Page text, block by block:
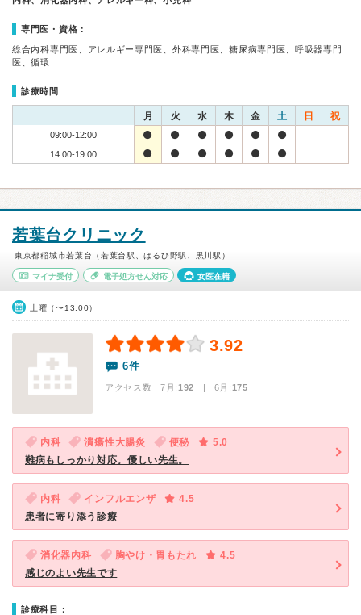
専門医・資格：
総合内科専門医、アレルギー専門医、外科専門医、糖尿病専門医、呼吸器専門
医、循環…
診療時間
月 火 水 木 金 土 日 祝
09:00-12:00
14:00-19:00
若葉台クリニック
東京都稲城市若葉台（若葉台駅、はるひ野駅、黒川駅）
マイナ受付 電子処方せん対応 女医在籍
土曜（〜13:00）
3.92
6件
アクセス数 7月:192 | 6月:175
内科 潰瘍性大腸炎 便秘
5.0
難病もしっかり対応。優しい先生。
内科 インフルエンザ
4.5
患者に寄り添う診療
消化器内科 胸やけ・胃もたれ
4.5
感じのよい先生です
診療科目：